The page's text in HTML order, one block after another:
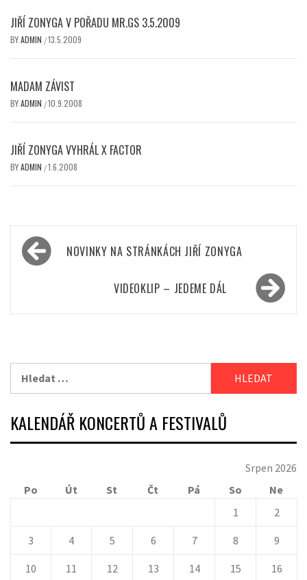
JIŘÍ ZONYGA V POŘADU MR.GS 3.5.2009
BYADMIN /13.5.2009
MADAM ZÁVIST
BYADMIN /10.9.2008
JIŘÍ ZONYGA VYHRÁL X FACTOR
BYADMIN /1.6.2008
Navigace
pro NOVINKY NA STRÁNKÁCH JIŘÍ ZONYGA
VIDEOKLIP – JEDEME DÁL
KALENDÁŘ KONCERTŮ A FESTIVALŮ
Srpen 2026
Po
Út St Čt Pá So
Ne
1
2
3 4 5 6 7 8 9
10 11 12 13 14 15 16